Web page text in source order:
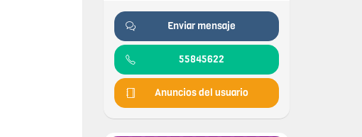
Enviar mensaje
55845622
Anuncios del usuario